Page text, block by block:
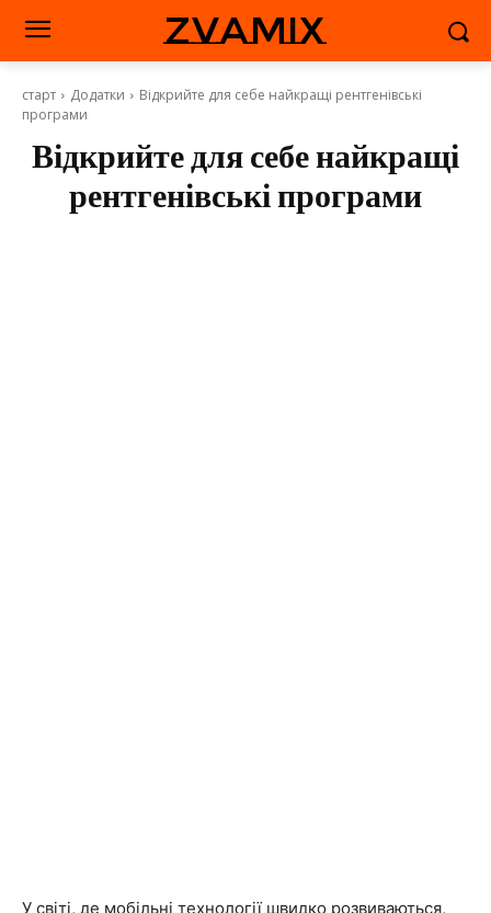
zvamix
старт Додатки
Відкрийте для себе найкращі рентгенівські
програми
Відкрийте для себе найкращі
рентгенівські програми
У світі, де мобільні технології швидко розвиваються,